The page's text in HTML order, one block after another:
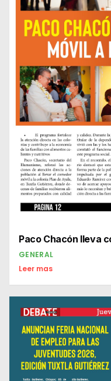
Paco Chacón lleva
GENERAL
Leer mas